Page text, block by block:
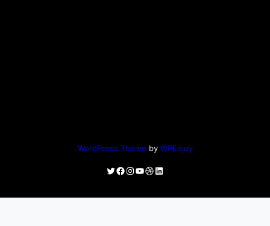
WordPress Theme by WPEnjoy
Twitter
Facebook
Instagram
YouTube
Dribbble
LinkedIn